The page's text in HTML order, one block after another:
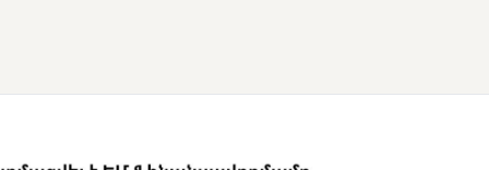
1։00 դրությամբ